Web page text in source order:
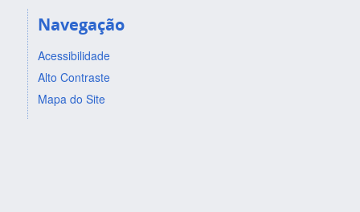
Navegação
Acessibilidade
Alto Contraste
Mapa do Site